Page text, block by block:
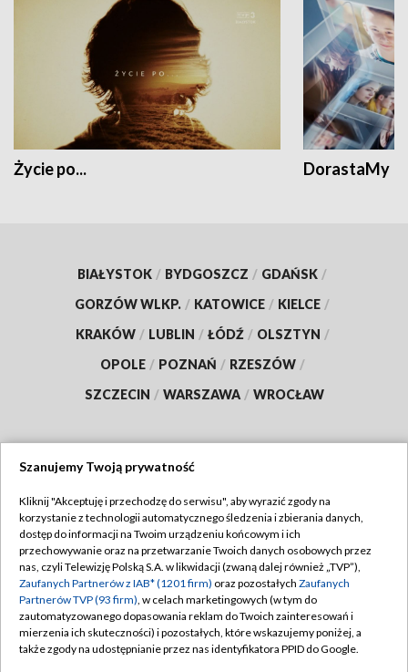
Życie po... DorastaMy
BIAŁYSTOK / BYDGOSZCZ / GDAŃSK /
GORZÓW WLKP. / KATOWICE / KIELCE /
KRAKÓW / LUBLIN / ŁÓDŹ / OLSZTYN /
OPOLE / POZNAŃ / RZESZÓW /
SZCZECIN / WARSZAWA / WROCŁAW
TVP
Abonament TVP
Emisja w TVP
Centrum informacji TVP
Naziemna Telewizja Cyfrowa
Regulamin TVP
Polityka prywatności
Moje zgody
Pomoc
Szanujemy Twoją prywatność
Kliknij "Akceptuję i przechodzę do serwisu", aby wyrazić zgody na
korzystanie z technologii automatycznego śledzenia i zbierania danych,
dostęp do informacji na Twoim urządzeniu końcowym i ich
przechowywanie oraz na przetwarzanie Twoich danych osobowych przez
nas, czyli Telewizję Polską S.A. w likwidacji (zwaną dalej również „TVP”),
Zaufanych Partnerów z IAB* (1201 firm) oraz pozostałych Zaufanych
Partnerów TVP (93 firm), w celach marketingowych (w tym do
zautomatyzowanego dopasowania reklam do Twoich zainteresowań i
mierzenia ich skuteczności) i pozostałych, które wskazujemy poniżej, a
także zgody na udostępnianie przez nas identyfikatora PPID do Google.